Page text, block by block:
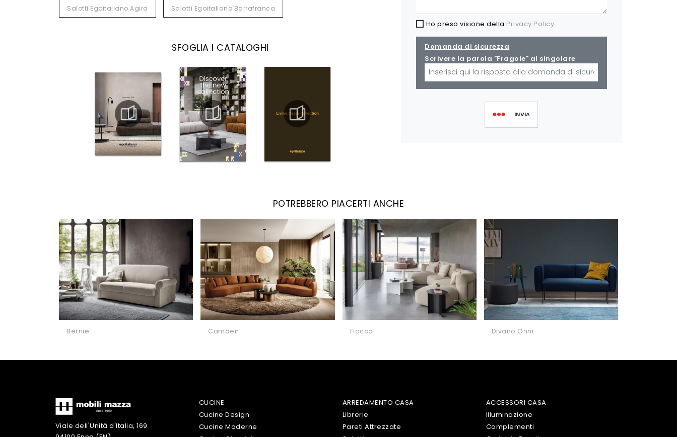
Salotti Egoitaliano Agira Salotti Egoitaliano Barrafranca
SFOGLIA I CATALOGHI
Ho preso visione della Privacy Policy
Domanda di sicurezza
Scrivere la parola "Fragole" al singolare
INVIA
POTREBBERO PIACERTI ANCHE
Bernie Camden Fiocco Divano Onni
Viale dell'Unità d'Italia, 169
CUCINE
Cucine Design
Cucine Moderne
ARREDAMENTO CASA
Librerie
Pareti Attrezzate
ACCESSORI CASA
Illuminazione
Complementi